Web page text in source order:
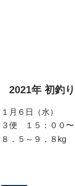
2021年 初釣り
１月６日（水）
３便 １５：００
８．５～９．８kg